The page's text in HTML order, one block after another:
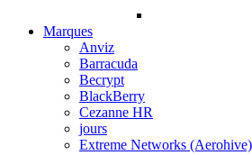
Marques
Anviz
Barracuda
Becrypt
BlackBerry
Cezanne HR
jours
Extreme Networks (Aerohive)